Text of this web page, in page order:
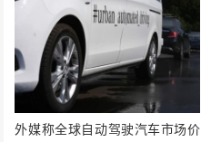
外媒称全球自动驾驶汽车市场价